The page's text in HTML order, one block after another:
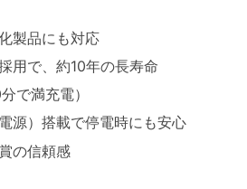
製品にも対応
用で、約10年の長寿命
で満充電）
源）搭載で停電時にも安心
の信頼感